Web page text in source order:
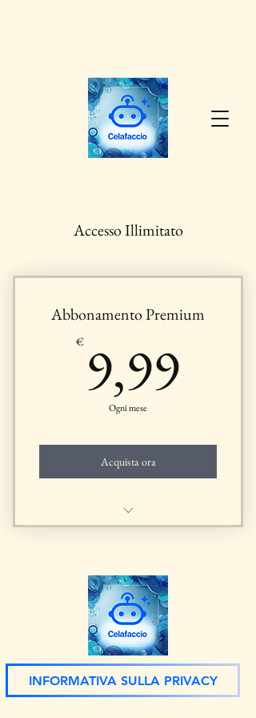
Accesso Illimitato
Abbonamento Premium
€ 9,99
Ogni mese
Acquista ora
INFORMATIVA SULLA PRIVACY